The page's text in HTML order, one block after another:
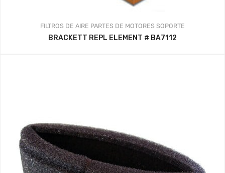
FILTROS DE AIRE PARTES DE MOTORES SOPORTE
BRACKETT REPL ELEMENT # BA7112